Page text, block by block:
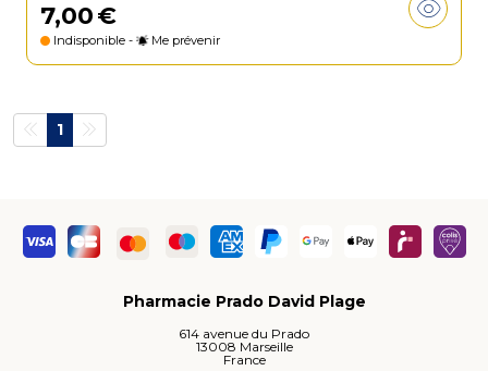
7,00€
Indisponible - Me prévenir
1
Pharmacie Prado David Plage
614 avenue du Prado
13008 Marseille
France